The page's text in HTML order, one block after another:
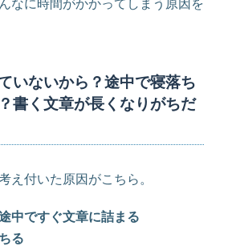
なに時間がかかってしまう原因を
いないから？途中で寝落ち
書く文章が長くなりがちだ
え付いた原因がこちら。
中ですぐ文章に詰まる
る